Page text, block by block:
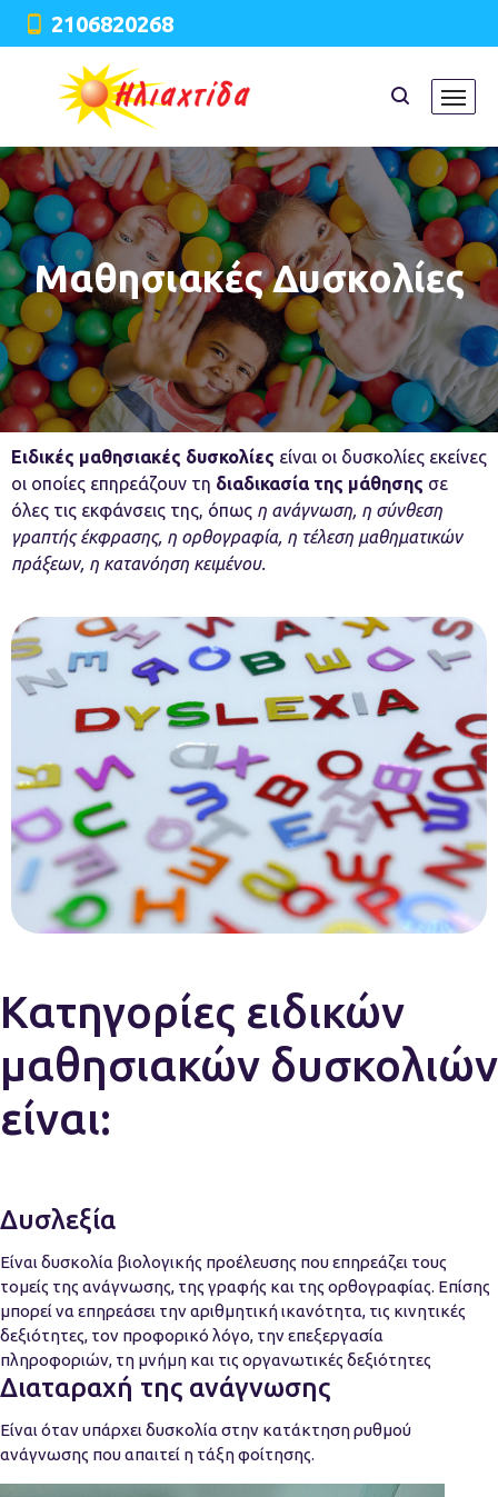
2106820268
Μαθησιακές Δυσκολίες
Ειδικές μαθησιακές δυσκολίες είναι οι δυσκολίες εκείνες
οι οποίες επηρεάζουν τη διαδικασία της μάθησης σε
όλες τις εκφάνσεις της, όπως η ανάγνωση, η σύνθεση
γραπτής έκφρασης, η ορθογραφία, η τέλεση μαθηματικών
πράξεων, η κατανόηση κειμένου.​
Κατηγορίες ειδικών
μαθησιακών δυσκολιών
είναι:
Δυσλεξία
Είναι δυσκολία βιολογικής προέλευσης που επηρεάζει τους
τομείς της ανάγνωσης, της γραφής και της ορθογραφίας. Επίσης
μπορεί να επηρεάσει την αριθμητική ικανότητα, τις κινητικές
δεξιότητες, τον προφορικό λόγο, την επεξεργασία
πληροφοριών, τη μνήμη και τις οργανωτικές δεξιότητες
Διαταραχή της ανάγνωσης
Είναι όταν υπάρχει δυσκολία στην κατάκτηση ρυθμού
ανάγνωσης που απαιτεί η τάξη φοίτησης.